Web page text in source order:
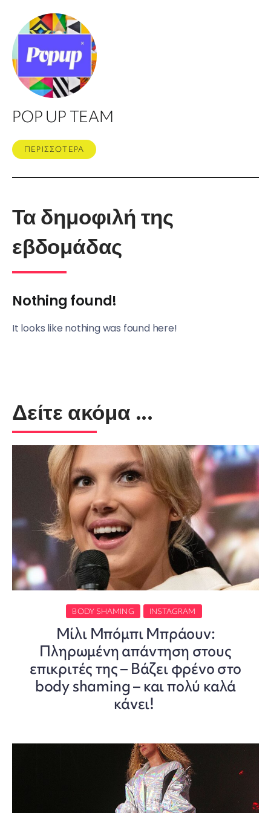
POP UP TEAM
ΠΕΡΙΣΣΟΤΕΡΑ
Τα δημοφιλή της
εβδομάδας
Nothing found!
It looks like nothing was found here!
Δείτε ακόμα ...
BODY SHAMING INSTAGRAM
Μίλι Μπόμπι Μπράουν:
Πληρωμένη απάντηση στους
επικριτές της – Βάζει φρένο στο
body shaming – και πολύ καλά
κάνει!